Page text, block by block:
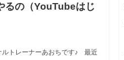
るの（YouTubeはじ
ルトレーナーあおちです♪ 最近